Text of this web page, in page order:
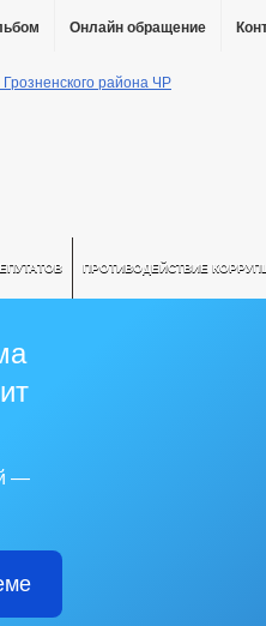
Онлайн обращение
ПРОТИВОДЕЙСТВИЕ
—